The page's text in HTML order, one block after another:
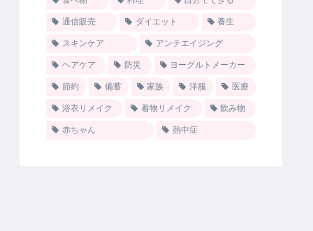
通信販売 ダイエット 養生
スキンケア アンチエイジング
ヘアケア 防災 ヨーグルトメーカー
節約 備蓄 家族 洋服 医療
浴衣リメイク 着物リメイク 飲み物
赤ちゃん 熱中症